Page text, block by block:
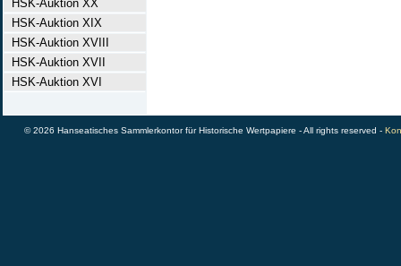
HSK-Auktion XX
HSK-Auktion XIX
HSK-Auktion XVIII
HSK-Auktion XVII
HSK-Auktion XVI
© 2026 Hanseatisches Sammlerkontor für Historische Wertpapiere - All rights reserved -